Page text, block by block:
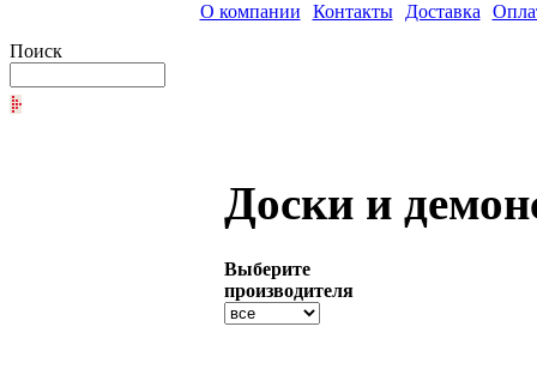
О компании Контакты Доставка
Поиск
Доски и
Выберите
производителя